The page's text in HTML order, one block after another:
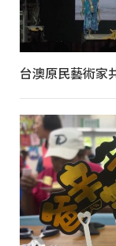
台澳原民藝術家